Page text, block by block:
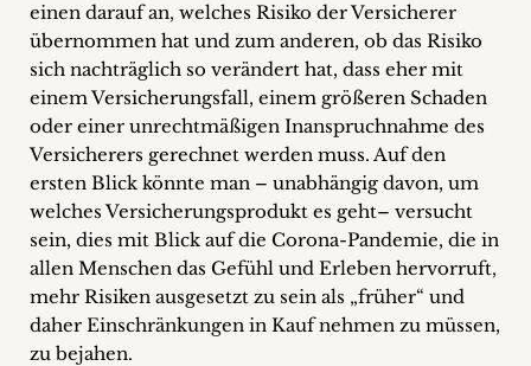
einen darauf an, welches Risiko der Versicherer
übernommen hat und zum anderen, ob das Risiko
sich nachträglich so verändert hat, dass eher mit
einem Versicherungsfall, einem größeren Schaden
oder einer unrechtmäßigen Inanspruchnahme des
Versicherers gerechnet werden muss. Auf den
ersten Blick könnte man – unabhängig davon, um
welches Versicherungsprodukt es geht– versucht
sein, dies mit Blick auf die Corona-Pandemie, die in
allen Menschen das Gefühl und Erleben hervorruft,
mehr Risiken ausgesetzt zu sein als „früher“ und
daher Einschränkungen in Kauf nehmen zu müssen,
zu bejahen.